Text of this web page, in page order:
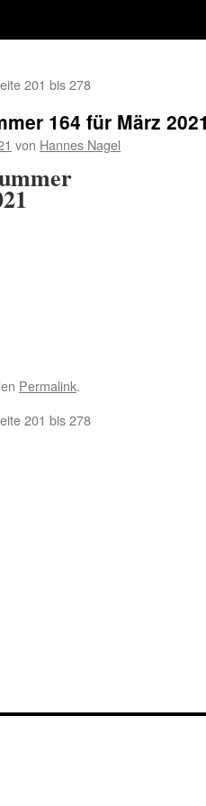
201 bis 278
164 für März
von Hannes Nagel
Permalink.
201 bis 278